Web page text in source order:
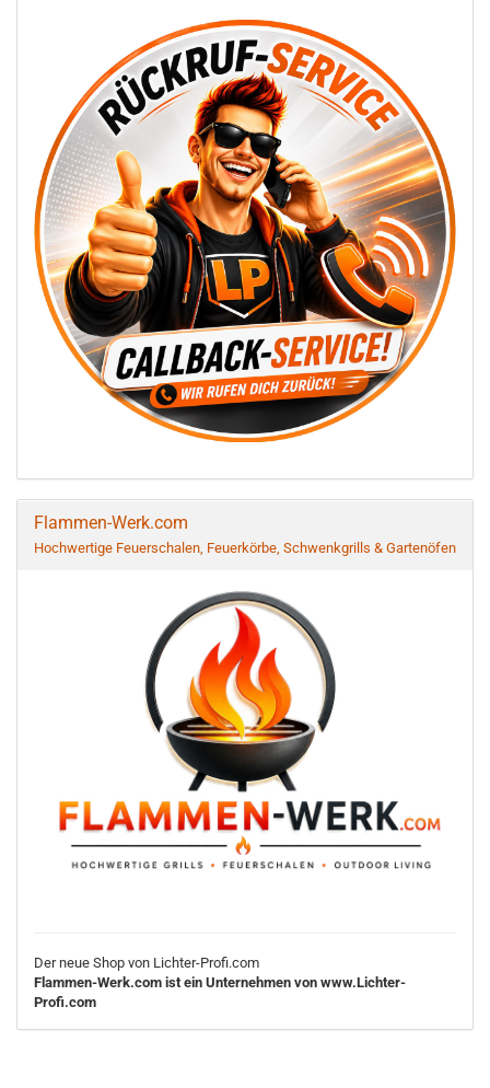
Flammen-Werk.com
Hochwertige Feuerschalen, Feuerkörbe, Schwenkgrills & Gartenöfen
Der neue Shop von Lichter-Profi.com
Flammen-Werk.com ist ein Unternehmen von www.Lichter-
Profi.com